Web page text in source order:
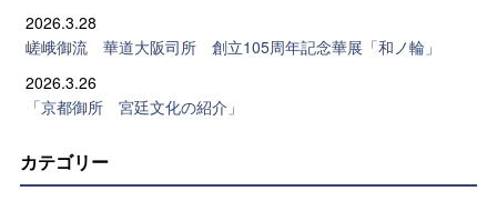
2026.3.28
嵯峨御流 華道大阪司所 創立105周年記念華展「和ノ輪」
2026.3.26
「京都御所 宮廷文化の紹介」
カテゴリー